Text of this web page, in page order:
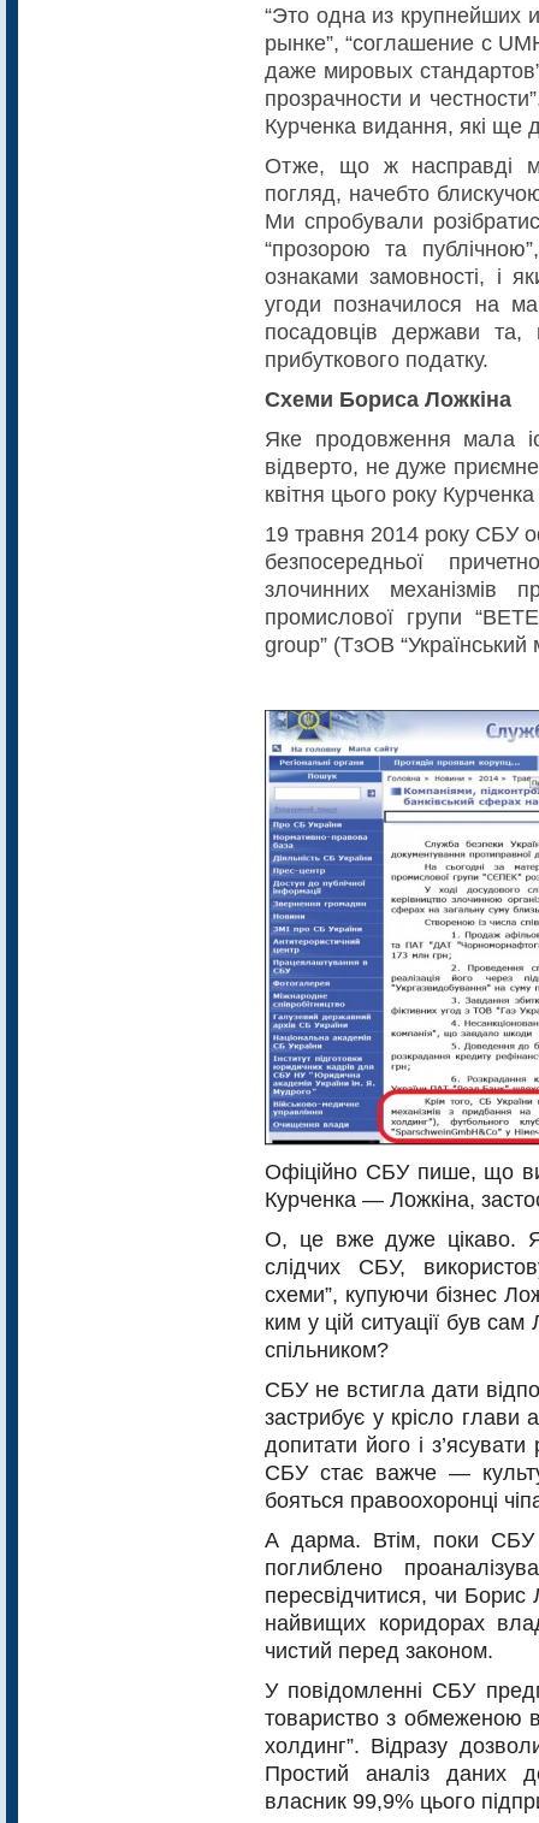
“Это одна из крупнейших
рынке”, “соглашение с
даже мировых
прозрачности и
Курченка видання, які ще
Отже, що ж насправді
погляд, начебто
Ми спробували
“про­зорою та
ознаками замовності, і
угоди позначилося на
посадовців держави
прибуткового податку.
Схеми Бориса Ложкіна
Яке продовження мала
відверто, не дуже
квіт­ня цього року
19 травня 2014 року СБУ
безпосередньої
злочинних механізмів
промислової групи
group” (ТзОВ “Ук­раїнський
Офіційно СБУ пише, що
Курченка — Ложкіна,
О, це вже дуже цікаво.
слідчих СБУ,
схеми”, купуючи бізнес
ким у цій ситуації був
спільником?
СБУ не встигла дати
застрибує у крісло глави
допитати його і
СБУ стає важче —
бояться правоохоронці
А дарма. Втім, поки СБУ
поглиблено
пересвідчитися, чи Борис
найвищих коридорах
чистий перед законом.
У повідомленні СБУ
товариство з обмеженою
холдинг”. Відразу
Простий аналіз даних
власник 99,9% цього